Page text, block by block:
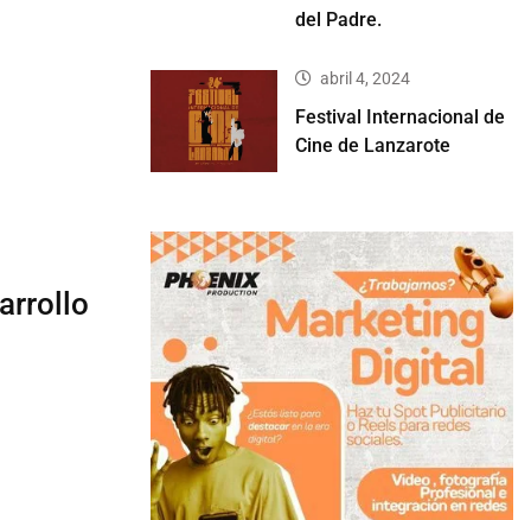
del Padre.
abril 4, 2024
Festival Internacional de
Cine de Lanzarote